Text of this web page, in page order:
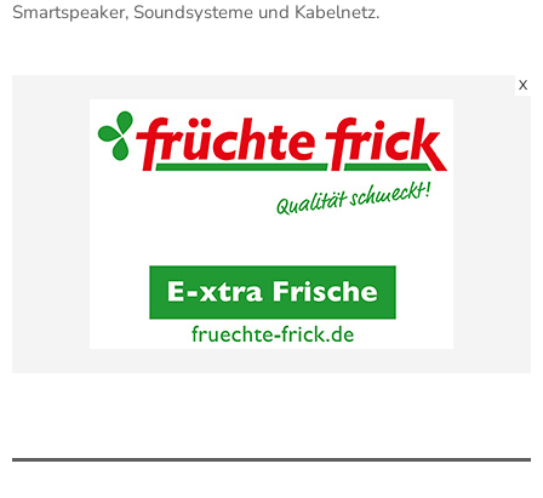
Smartspeaker, Soundsysteme und Kabelnetz.
X